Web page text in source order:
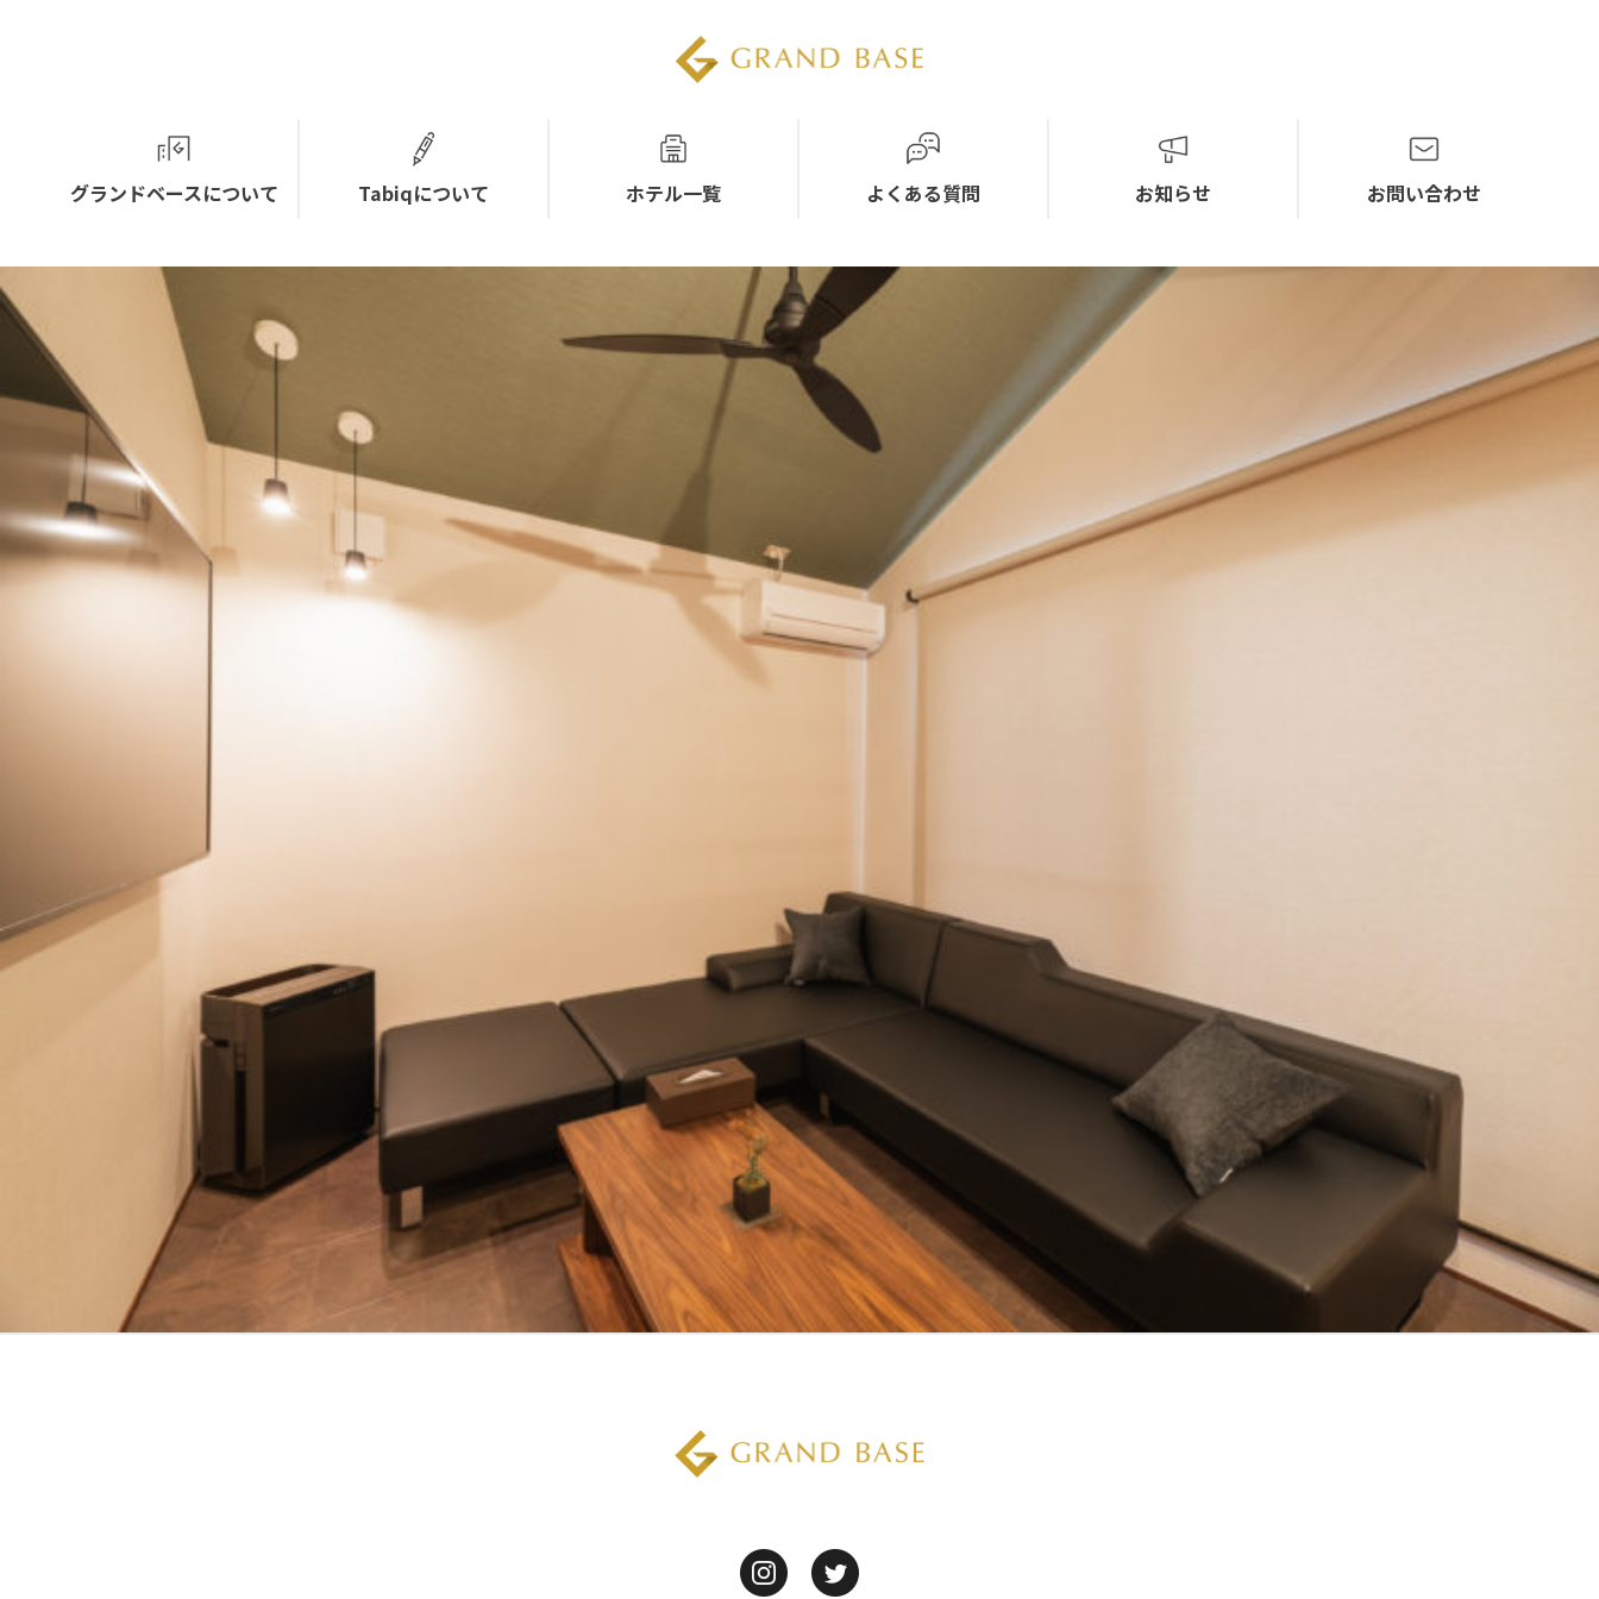
グランドベースについて Tabiqについて ホテル一覧 よくある質問 お知らせ お問い合わせ